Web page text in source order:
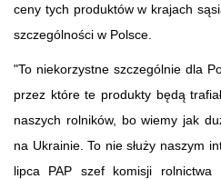
ceny tych produktów w krajach
szczególności w Polsce.
"To niekorzystne szczególnie dla
przez które te produkty będą
naszych rolników, bo wiemy jak
na Ukrainie. To nie służy naszym
lipca PAP szef komisji rolnictwa